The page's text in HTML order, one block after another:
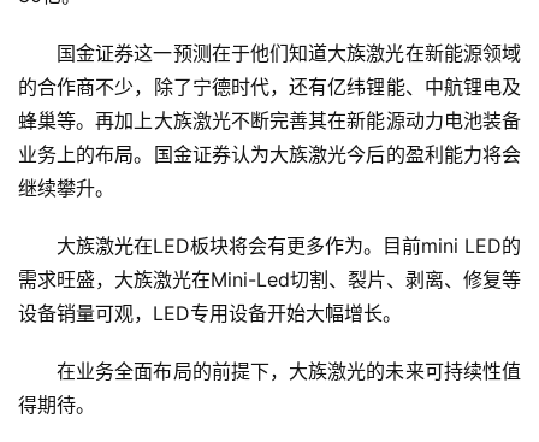
国金证券这一预测在于他们知道大族激光在新能源领域
的合作商不少，除了宁德时代，还有亿纬锂能、中航锂电及
蜂巢等。再加上大族激光不断完善其在新能源动力电池装备
业务上的布局。国金证券认为大族激光今后的盈利能力将会
继续攀升。
大族激光在LED板块将会有更多作为。目前mini LED的
需求旺盛，大族激光在Mini-Led切割、裂片、剥离、修复等
设备销量可观，LED专用设备开始大幅增长。
在业务全面布局的前提下，大族激光的未来可持续性值
得期待。